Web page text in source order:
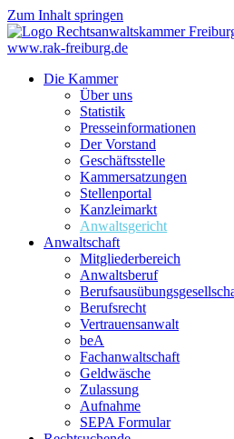
Zum Inhalt springen
Die Kammer
Über uns
Statistik
Presseinformationen
Der Vorstand
Geschäftsstelle
Kammersatzungen
Stellenportal
Kanzleimarkt
Anwaltsgericht
Anwaltschaft
Mitgliederbereich
Anwaltsberuf
Berufsrecht
Vertrauensanwalt
beA
Fachanwaltschaft
Geldwäsche
Zulassung
Aufnahme
SEPA Formular